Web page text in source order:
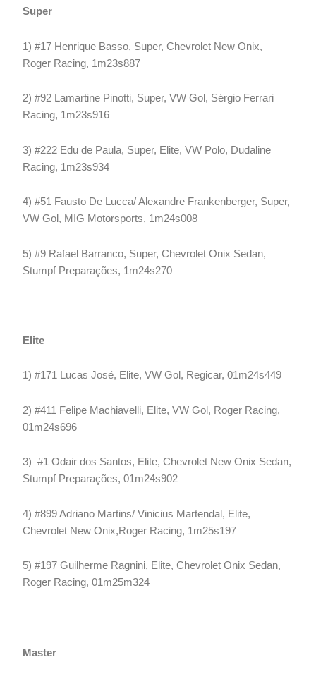
Super
1) #17 Henrique Basso, Super, Chevrolet New Onix,
Roger Racing, 1m23s887
2) #92 Lamartine Pinotti, Super, VW Gol, Sérgio Ferrari
Racing, 1m23s916
3) #222 Edu de Paula, Super, Elite, VW Polo, Dudaline
Racing, 1m23s934
4) #51 Fausto De Lucca/ Alexandre Frankenberger, Super,
VW Gol, MIG Motorsports, 1m24s008
5) #9 Rafael Barranco, Super, Chevrolet Onix Sedan,
Stumpf Preparações, 1m24s270
Elite
1) #171 Lucas José, Elite, VW Gol, Regicar, 01m24s449
2) #411 Felipe Machiavelli, Elite, VW Gol, Roger Racing,
01m24s696
3) #1 Odair dos Santos, Elite, Chevrolet New Onix Sedan,
Stumpf Preparações, 01m24s902
4) #899 Adriano Martins/ Vinicius Martendal, Elite,
Chevrolet New Onix,Roger Racing, 1m25s197
5) #197 Guilherme Ragnini, Elite, Chevrolet Onix Sedan,
Roger Racing, 01m25m324
Master